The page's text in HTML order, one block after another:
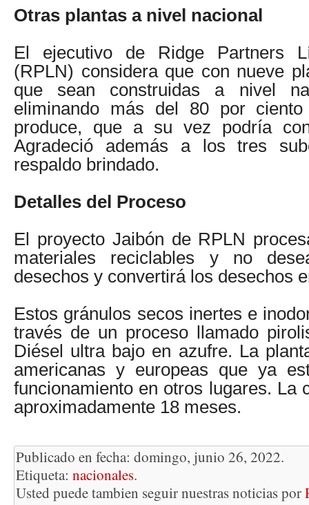
Otras plantas a nivel nacional
El ejecutivo de Ridge Partners
(RPLN) considera que con nueve
que sean construidas a nivel
eliminando más del 80 por
produce, que a su vez podría
Agradeció además a los tres
respaldo brindado.
Detalles del Proceso
El proyecto Jaibón de RPLN
materiales reciclables y no
desechos y convertirá los desechos
Estos gránulos secos inertes e
través de un proceso llamado
Diésel ultra bajo en azufre. La
americanas y europeas que ya
funcionamiento en otros lugares. La
aproximadamente 18 meses.
Publicado en fecha: domingo, junio 26, 2022.
Etiqueta: nacionales.
Usted puede tambien seguir nuestras noticias por